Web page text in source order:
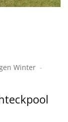
Winter -